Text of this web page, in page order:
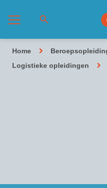
Home
Logistieke opleidingen